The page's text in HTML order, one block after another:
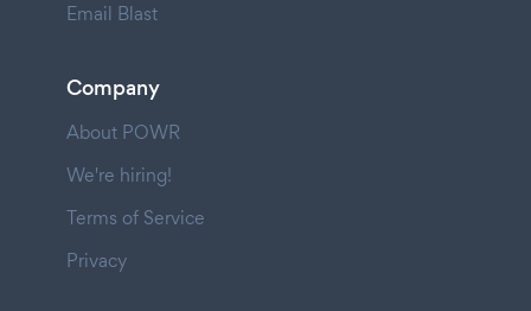
Email Blast
Company
About POWR
We're hiring!
Terms of Service
Privacy